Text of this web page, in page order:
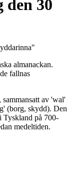
den 30
"
almanackan.
de fallnas
av 'wal'
(borg, skydd). Den
Tyskland på 700-
medeltiden.